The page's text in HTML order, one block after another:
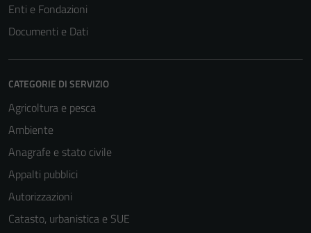
Enti e Fondazioni
Documenti e Dati
CATEGORIE DI SERVIZIO
Agricoltura e pesca
Ambiente
Anagrafe e stato civile
Appalti pubblici
Autorizzazioni
Catasto, urbanistica e SUE